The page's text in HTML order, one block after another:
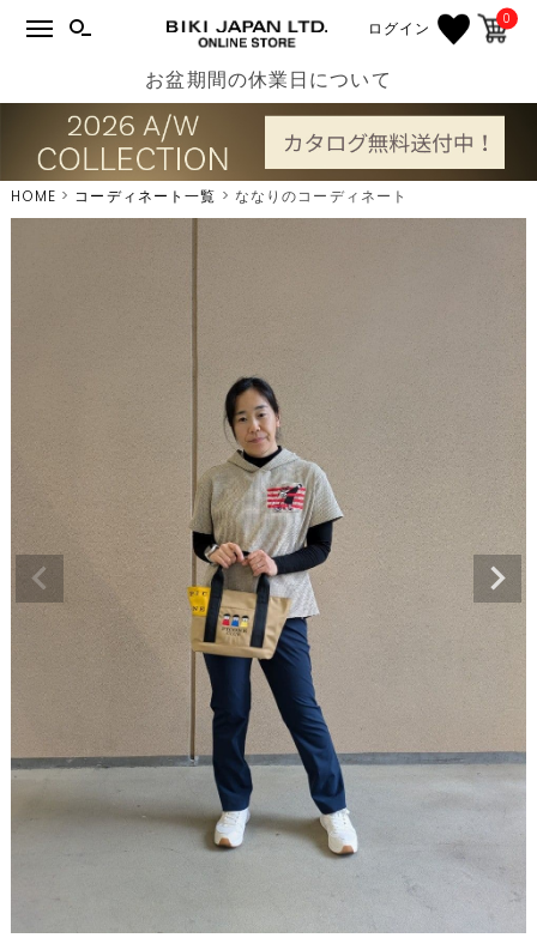
ログイン 0
お盆期間の休業日について
HOME コーディネート一覧 ななりのコーディネート